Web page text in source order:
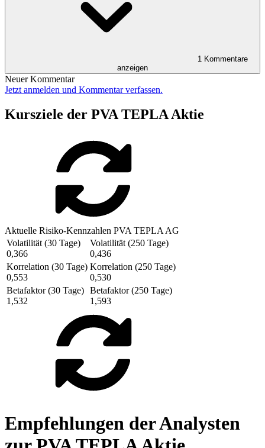
1 Kommentare
anzeigen
Neuer Kommentar
Jetzt anmelden und Kommentar verfassen.
Kursziele der PVA TEPLA Aktie
Aktuelle Risiko-Kennzahlen PVA TEPLA AG
Volatilität (30 Tage)
0,366
Volatilität (250 Tage)
0,436
Korrelation (30 Tage)
0,553
Korrelation (250 Tage)
0,530
Betafaktor (30 Tage)
1,532
Betafaktor (250 Tage)
1,593
Empfehlungen der Analysten